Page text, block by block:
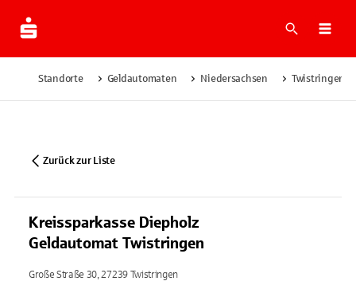
Suche
Standorte Geldautomaten Niedersachsen Twistringen
Zurück zur Liste
Kreissparkasse Diepholz
Geldautomat Twistringen
Große Straße 30, 27239 Twistringen